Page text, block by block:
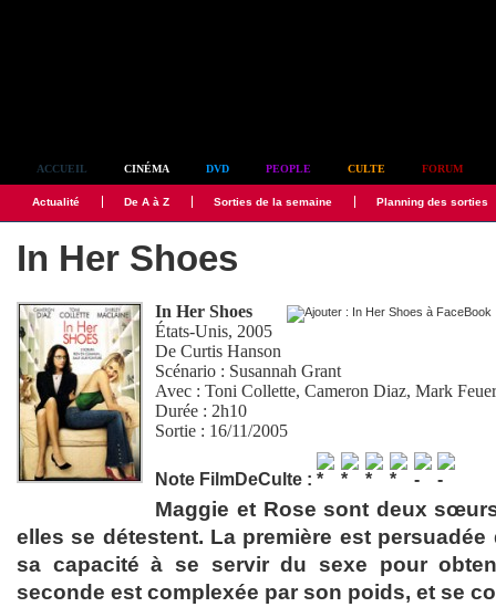
ACCUEIL CINÉMA DVD PEOPLE CULTE FORUM
Actualité De A à Z Sorties de la semaine Planning des sorties
In Her Shoes
In Her Shoes
États-Unis, 2005
DeCurtis Hanson
Scénario : Susannah Grant
Avec :Toni Collette,Cameron Diaz,Mark
Durée : 2h10
Sortie : 16/11/2005
Note FilmDeCulte :
Maggie et Rose sont deux
elles se détestent. La première est
sa capacité à se servir du sexe pour
seconde est complexée par son poids, et se